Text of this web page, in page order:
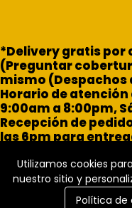
*Delivery gratis por
(Preguntar
mismo (Despachos
Horario de atención
9:00am a 8:00pm,
Recepción de
las 6pm para
Utilizamos cookies
nuestro sitio y
Política de